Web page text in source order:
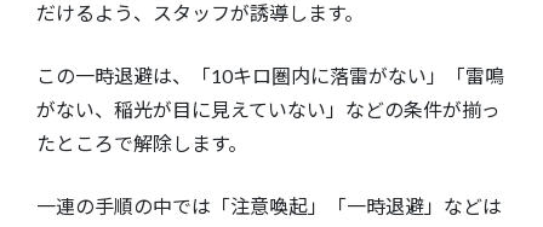
だけるよう、スタッフが誘導します。
この一時退避は、「10キロ圏内に落雷がない」「雷鳴
がない、稲光が目に見えていない」などの条件が揃っ
たところで解除します。
一連の手順の中では「注意喚起」「一時退避」などは